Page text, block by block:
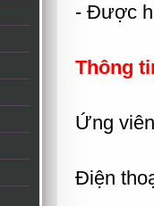
- Được
Thông
Ứng
Điện